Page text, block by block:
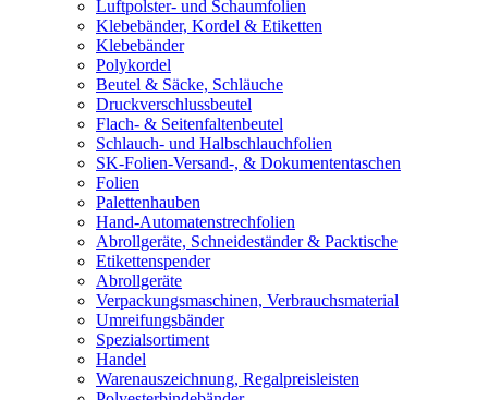
Luftpolster- und Schaumfolien
Klebebänder, Kordel & Etiketten
Klebebänder
Polykordel
Beutel & Säcke, Schläuche
Druckverschlussbeutel
Flach- & Seitenfaltenbeutel
Schlauch- und Halbschlauchfolien
SK-Folien-Versand-, & Dokumententaschen
Folien
Palettenhauben
Hand-Automatenstrechfolien
Abrollgeräte, Schneideständer & Packtische
Etikettenspender
Abrollgeräte
Verpackungsmaschinen, Verbrauchsmaterial
Umreifungsbänder
Spezialsortiment
Handel
Warenauszeichnung, Regalpreisleisten